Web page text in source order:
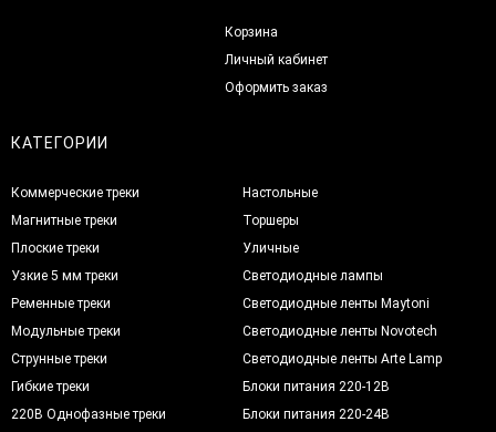
Корзина
Личный кабинет
Оформить заказ
КАТЕГОРИИ
Коммерческие треки
Магнитные треки
Плоские треки
Узкие 5 мм треки
Ременные треки
Модульные треки
Струнные треки
Гибкие треки
220В Однофазные треки
Настольные
Торшеры
Уличные
Светодиодные лампы
Светодиодные ленты Maytoni
Светодиодные ленты Novotech
Светодиодные ленты Arte Lamp
Блоки питания 220-12В
Блоки питания 220-24В